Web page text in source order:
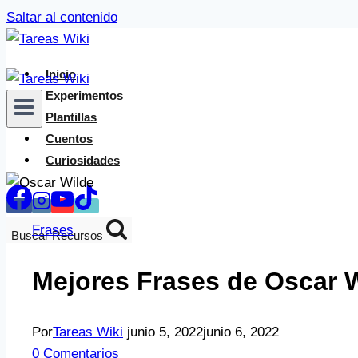
Saltar al contenido
Inicio
Experimentos
Plantillas
Cuentos
Curiosidades
Buscar Recursos
Frases
Mejores Frases de Oscar
PorTareas Wiki junio 5, 2022junio 6, 2022
0 Comentarios